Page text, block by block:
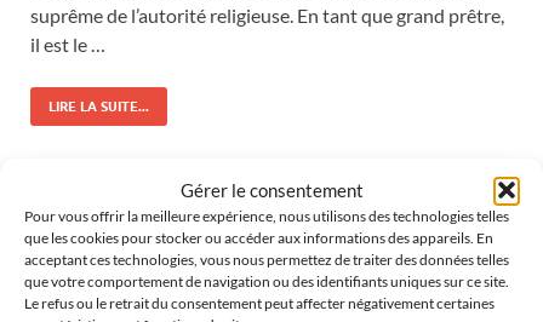
Gérer le consentement
Pour vous offrir la meilleure expérience, nous utilisons des technologies telles
que les cookies pour stocker ou accéder aux informations des appareils. En
acceptant ces technologies, vous nous permettez de traiter des données telles
que votre comportement de navigation ou des identifiants uniques sur ce site.
Le refus ou le retrait du consentement peut affecter négativement certaines
suprême de l’autorité religieuse. En tant que grand prêtre,
il est le …
LIRE LA SUITE...